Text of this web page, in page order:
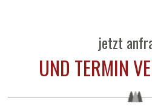
jetzt
UND TERMIN